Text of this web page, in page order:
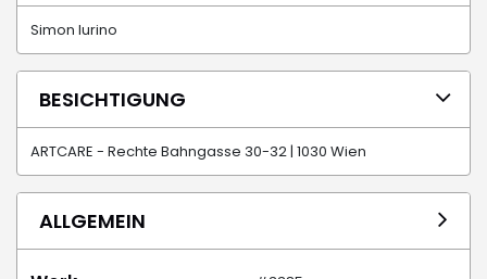
Simon Iurino
BESICHTIGUNG
ARTCARE - Rechte Bahngasse 30-32 | 1030 Wien
ALLGEMEIN